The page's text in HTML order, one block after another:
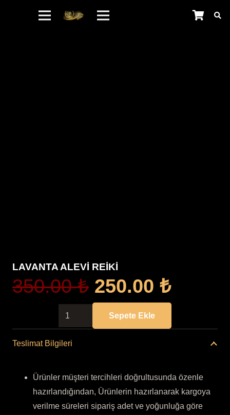
LAVANTA ALEVİ REİKİ
350.00₺ Orijinal
fiyat:
350.00 ₺.
250.00 ₺Şu
LAVANTA
REİKİ
Sepete Ekle
Teslimat Bilgileri
Ürünler müşteri tercihleri doğrultusunda özenle
hazırlandığından, Ürünlerin hazırlanarak kargoya
verilme süreleri sipariş adet ve yoğunluğa göre